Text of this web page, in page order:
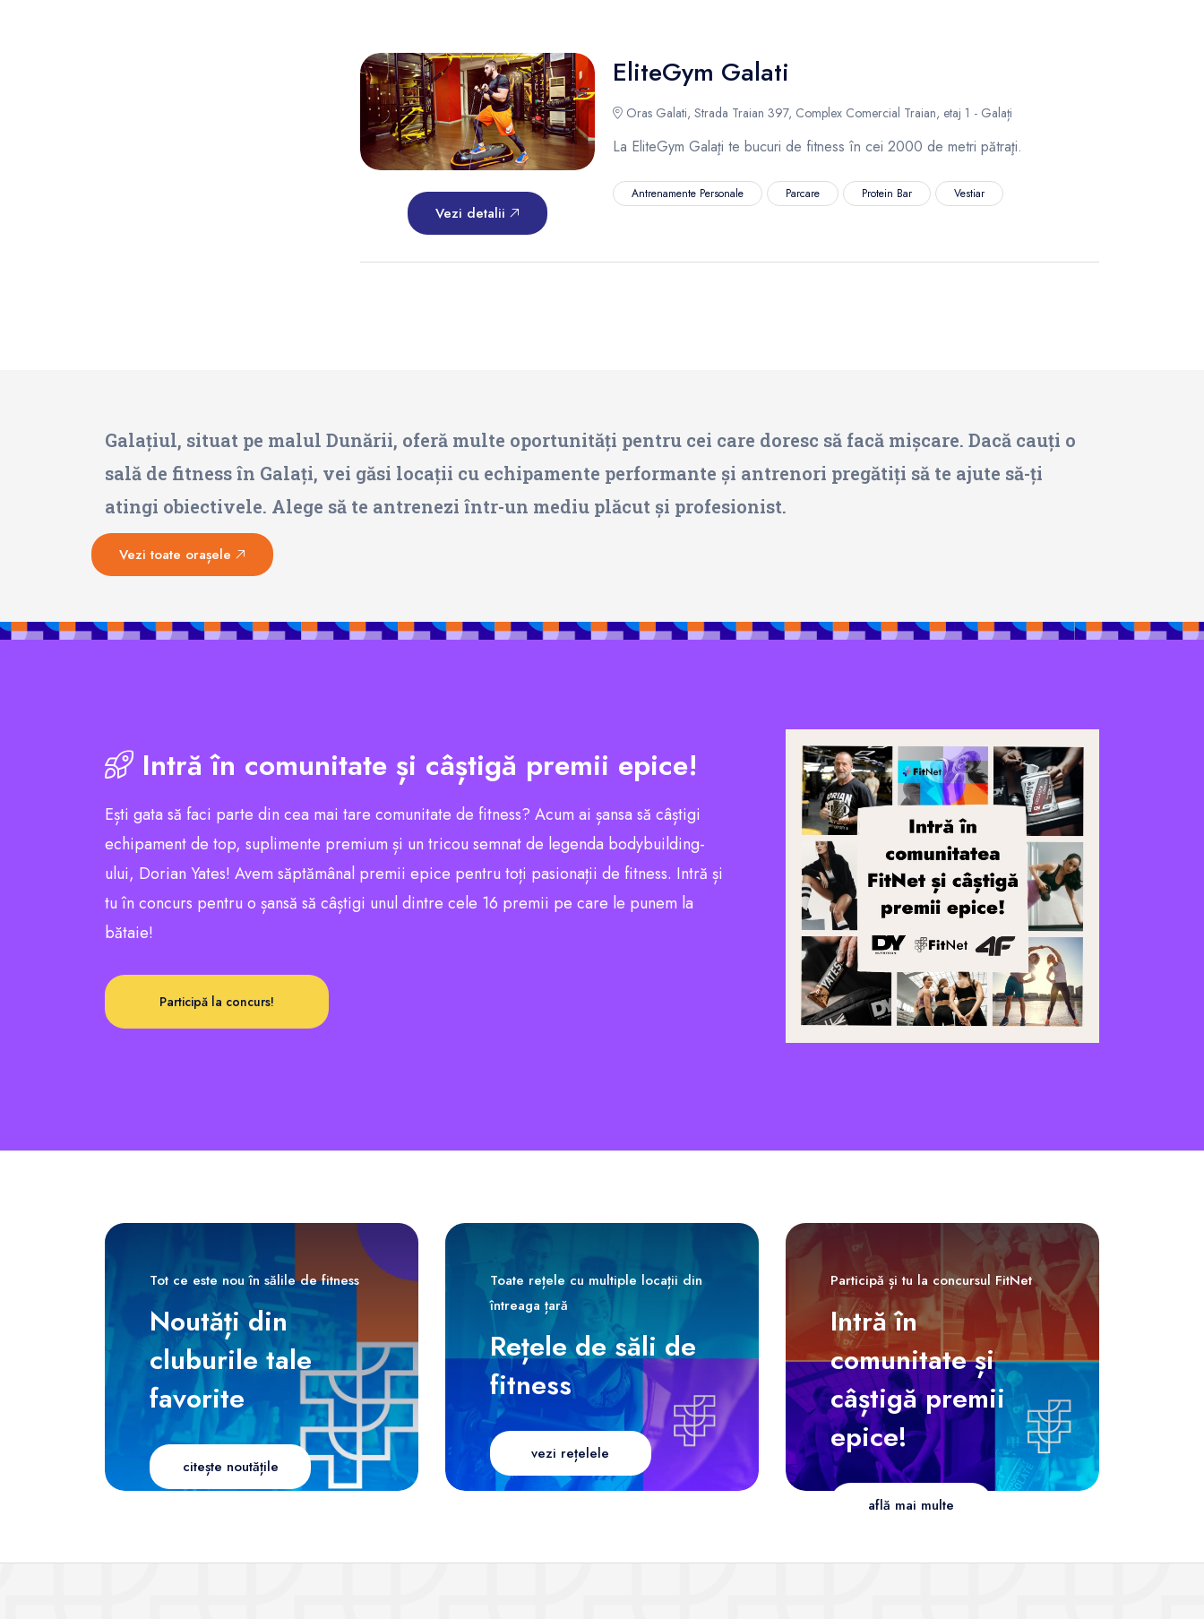
Vezi detalii
EliteGym Galati
Oras Galati, Strada Traian 397, Complex Comercial Traian, etaj 1 - Galați
La EliteGym Galaţi te bucuri de fitness în cei 2000 de metri pătraţi.
Antrenamente Personale Parcare Protein Bar Vestiar
Galațiul, situat pe malul Dunării, oferă multe oportunități pentru cei care doresc să facă mișcare. Dacă cauți o
sală de fitness în Galați, vei găsi locații cu echipamente performante și antrenori pregătiți să te ajute să-ți
atingi obiectivele. Alege să te antrenezi într-un mediu plăcut și profesionist.
Vezi toate orașele
Intră în comunitate și câștigă premii epice!
Ești gata să faci parte din cea mai tare comunitate de fitness? Acum ai șansa să câștigi
echipament de top, suplimente premium și un tricou semnat de legenda bodybuilding-
ului, Dorian Yates! Avem săptămânal premii epice pentru toți pasionații de fitness. Intră și
tu în concurs pentru o șansă să câștigi unul dintre cele 16 premii pe care le punem la
bătaie!
Participă la concurs!
Tot ce este nou în sălile de fitness
Noutăți din
cluburile tale
favorite
citește noutățile
Toate rețele cu multiple locații din
întreaga țară
Rețele de săli de
fitness
vezi rețelele
Participă și tu la concursul FitNet
Intră în
comunitate și
câștigă premii
epice!
află mai multe